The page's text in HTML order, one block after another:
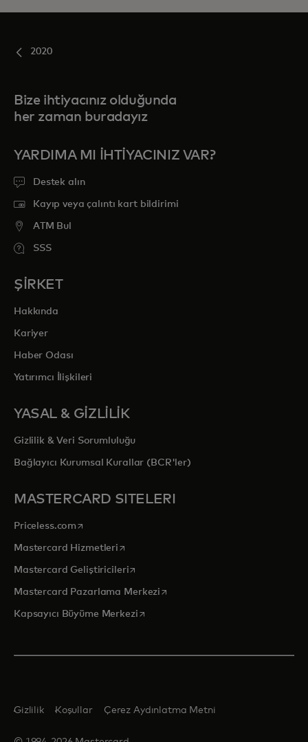
2020
Bize ihtiyacınız olduğunda
her zaman buradayız
YARDIMA MI IHTIYACINIZ VAR?
Destek alın
Kayıp veya çalıntı kart bildirimi
ATM Bul
SSS
ŞİRKET
Hakkında
Kariyer
Haber Odası
Yatırımcı İlişkileri
YASAL & GİZLİLİK
Gizlilik & Veri Sorumluluğu
Bağlayıcı Kurumsal Kurallar (BCR'ler)
MASTERCARD SITELERI
Priceless.com opens in a new tab
Mastercard Hizmetleri opens in a new tab
Mastercard Geliştiricileriopens in a new tab
Mastercard Pazarlama Merkezi opens in a new tab
Kapsayıcı Büyüme Merkeziopens in a new tab
Gizlilik Koşullar Çerez Aydınlatma Metni